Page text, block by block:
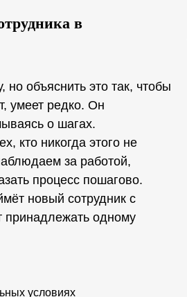
в
но объяснить это так, чтобы
умеет редко. Он
о шагах.
кто никогда этого не
за работой,
процесс пошагово.
новый сотрудник с
принадлежать одному
условиях